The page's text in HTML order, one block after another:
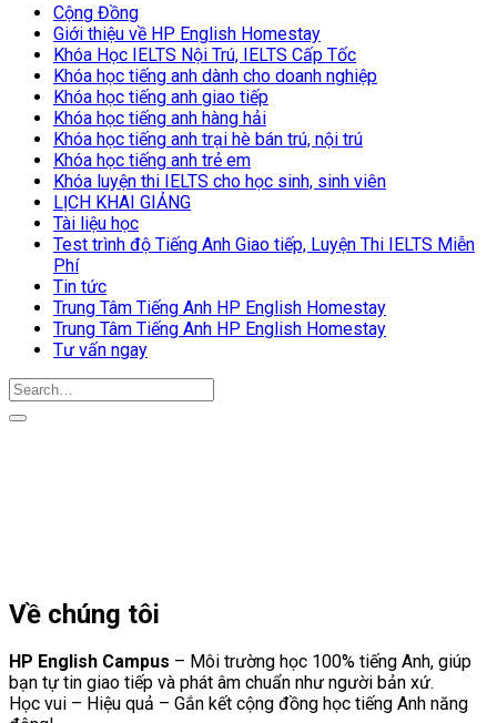
Cộng Đồng
Giới thiệu về HP English Homestay
Khóa Học IELTS Nội Trú, IELTS Cấp Tốc
Khóa học tiếng anh dành cho doanh nghiệp
Khóa học tiếng anh giao tiếp
Khóa học tiếng anh hàng hải
Khóa học tiếng anh trại hè bán trú, nội trú
Khóa học tiếng anh trẻ em
Khóa luyện thi IELTS cho học sinh, sinh viên
LỊCH KHAI GIẢNG
Tài liệu học
Test trình độ Tiếng Anh Giao tiếp, Luyện Thi IELTS Miễn
Phí
Tin tức
Trung Tâm Tiếng Anh HP English Homestay
Trung Tâm Tiếng Anh HP English Homestay
Tư vấn ngay
Về chúng tôi
HP English Campus – Môi trường học 100% tiếng Anh, giúp
bạn tự tin giao tiếp và phát âm chuẩn như người bản xứ.
Học vui – Hiệu quả – Gắn kết cộng đồng học tiếng Anh năng